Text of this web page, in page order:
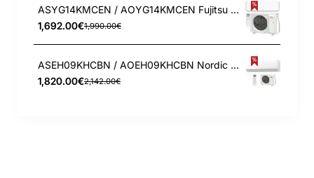
ASYG14KMCEN / AOYG14KMCEN Fujitsu KMCEN 4.2/5.4 kW oro kondicionierius - šilumos siurblys
1,692.00€1,990.00€
ASEH09KHCBN / AOEH09KHCBN Nordic KH FUJITSU 2.5/3.2 kW oro kondicionierius-šilumos siurblys
1,820.00€2,142.00€